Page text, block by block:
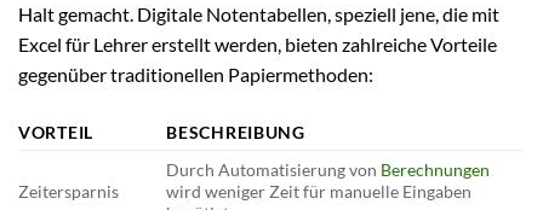
Halt gemacht. Digitale Notentabellen, speziell jene, die mit
Excel für Lehrer erstellt werden, bieten zahlreiche Vorteile
gegenüber traditionellen Papiermethoden:
VORTEIL BESCHREIBUNG
Zeitersparnis
Durch Automatisierung von Berechnungen
wird weniger Zeit für manuelle Eingaben